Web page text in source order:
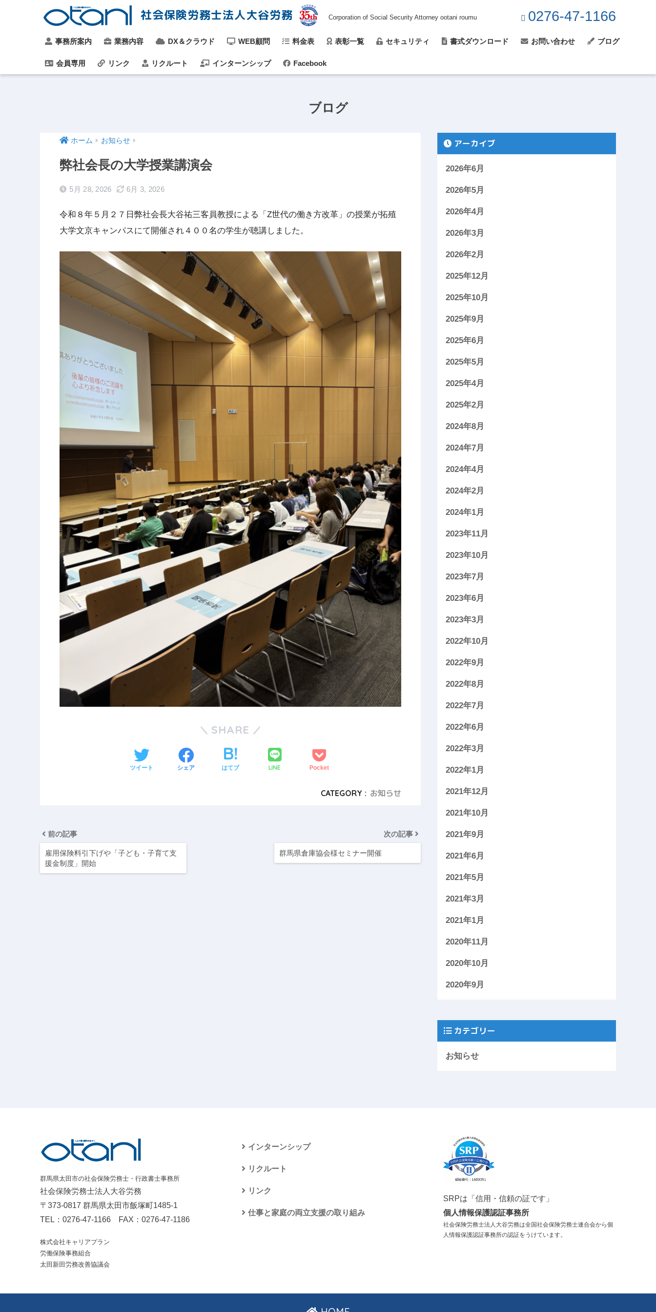
社会保険労務士法人大谷労務
事務所案内 業務内容 DX＆クラウド WEB顧問 料金表 表彰一覧 セキュリティ 書式ダウンロード お問い合わせ ブログ
会員専用 リンク リクルート インターンシップ Facebook
Corporation of Social Security Attorney ootani roumu 0276-47-1166
ブログ
ホーム お知らせ
弊社会長の大学授業講演会
5月 28, 2026 6月 3, 2026
令和８年５月２７日弊社会長大谷祐三客員教授による「Z世代の働き方改革」の授業が拓殖
大学文京キャンパスにて開催され４００名の学生が聴講しました。
SHARE
ツイート シェア はてブ LINE Pocket
CATEGORY : お知らせ
前の記事
雇用保険料引下げや「子ども・子育て支
援金制度」開始
次の記事
群馬県倉庫協会様セミナー開催
アーカイブ
2026年6月
2026年5月
2026年4月
2026年3月
2026年2月
2025年12月
2025年10月
2025年9月
2025年6月
2025年5月
2025年4月
2025年2月
2024年8月
2024年7月
2024年4月
2024年2月
2024年1月
2023年11月
2023年10月
2023年7月
2023年6月
2023年3月
2022年10月
2022年9月
2022年8月
2022年7月
2022年6月
2022年3月
2022年1月
2021年12月
2021年10月
2021年9月
2021年6月
2021年5月
2021年3月
2021年1月
2020年11月
2020年10月
2020年9月
カテゴリー
お知らせ
群馬県太田市の社会保険労務士・行政書士事務所
社会保険労務士法人大谷労務
〒373-0817 群馬県太田市飯塚町1485-1
TEL： 0276-47-1166 FAX：0276-47-1186
株式会社キャリアプラン
労働保険事務組合
太田新田労務改善協議会
インターンシップ
リクルート
リンク
仕事と家庭の両立支援の取り組み
SRPは「信用・信頼の証です」
個人情報保護認証事務所
社会保険労務士法人大谷労務は全国社会保険労務士連合会から個
人情報保護認証事務所の認証をうけています。